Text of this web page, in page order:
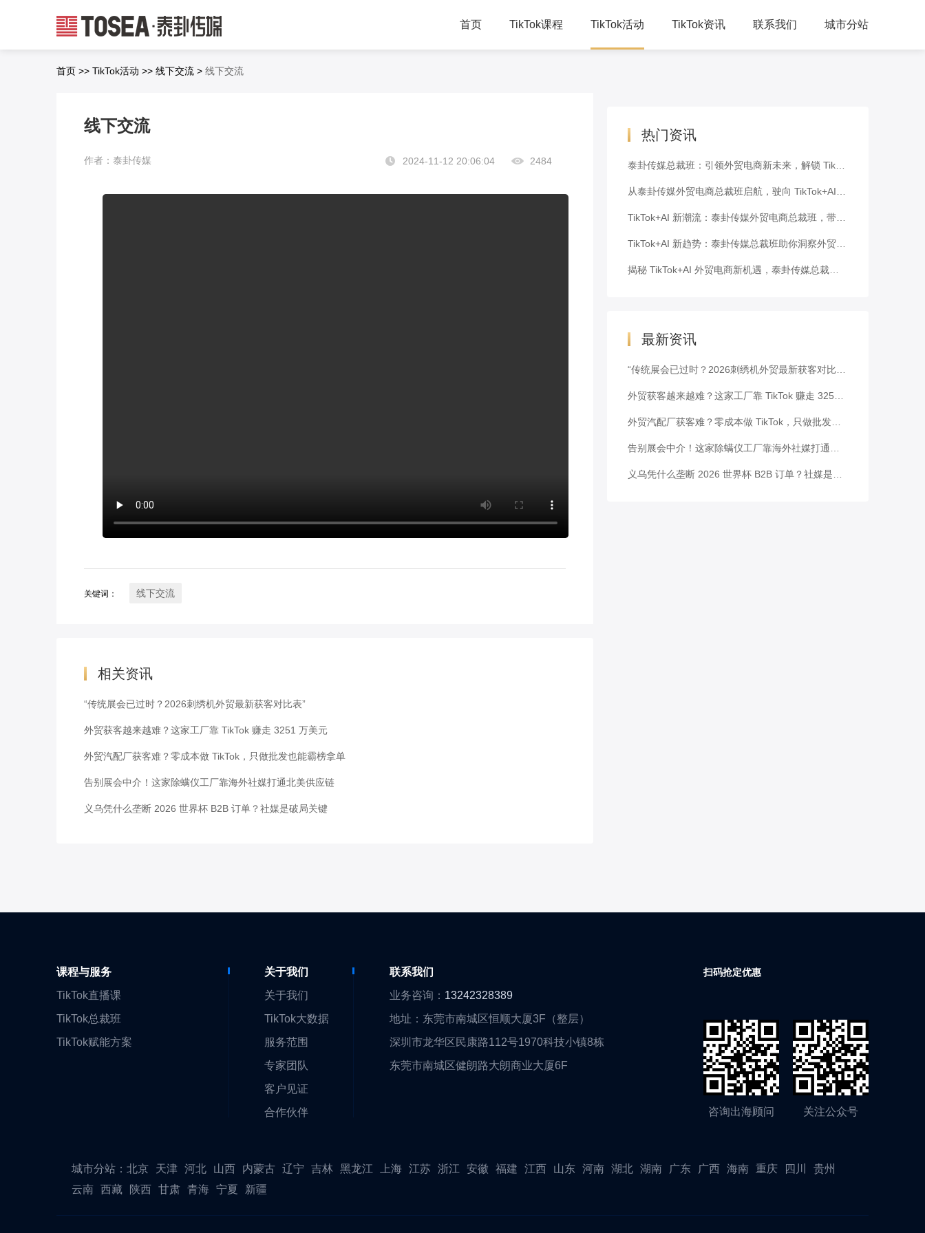
首页 TikTok课程 TikTok活动
线下交流
TikTok资讯
跨境资讯
联系我们 城市分站
首页 >> TikTok活动 >> 线下交流 > 线下交流
线下交流
作者：泰卦传媒 2024-11-12 20:06:04 2484
关键词： 线下交流
相关资讯
“传统展会已过时？2026刺绣机外贸最新获客对比表”
外贸获客越来越难？这家工厂靠 TikTok 赚走 3251 万美元
外贸汽配厂获客难？零成本做 TikTok，只做批发也能霸榜拿单
告别展会中介！这家除螨仪工厂靠海外社媒打通北美供应链
义乌凭什么垄断 2026 世界杯 B2B 订单？社媒是破局关键
热门资讯
最新资讯
课程与服务
TikTok直播课
TikTok总裁班
TikTok赋能方案
关于我们
关于我们
TikTok大数据
服务范围
专家团队
客户见证
合作伙伴
联系我们
业务咨询： 13242328389
地址：东莞市南城区恒顺大厦3F（整层）
深圳市龙华区民康路112号1970科技小镇8栋
东莞市南城区健朗路大朗商业大厦6F
扫码抢定优惠
咨询出海顾问 关注公众号
城市分站： 北京 天津 河北 山西 内蒙古 辽宁 吉林 黑龙江 上海 江苏 浙江 安徽 福建 江西 山东 河南 湖北 湖南 广东 广西 海南 重庆 四川
贵州
云南 西藏 陕西 甘肃 青海 宁夏 新疆